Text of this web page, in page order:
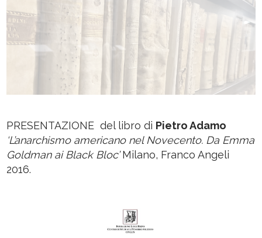
PRESENTAZIONE del libro di Pietro Adamo
‘L’anarchismo americano nel Novecento. Da Emma
Goldman ai Black Bloc’Milano, Franco Angeli
2016.